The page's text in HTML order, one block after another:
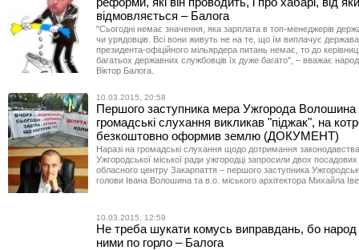
відмовляється – Балога
"Сьогодні немає значення, яка зарплата в топ-менеджерів
чи урядовців. Всі вони живуть не на те, що їм виплачує
президента-офіційного мільярдера питань немає, то до
багатьох державних службовців їх дуже багато", – вважає
Віктор Балога.
10.03.2015, 20:58
Першого заступника мера Ужгорода Волошина
громадські слухання викликав "піджак", на
безкоштовно оформив землю (ДОКУМЕНТ)
Наразі на громадські слухання щодо дотримання
Ужгородської міської ради ужгородці запросили двох посадових
обласного центру Закарпаття – першого заступника
голови Івана Волошина та в.о. міського архітектора Михайла
10.03.2015, 12:59
Не треба шукати комусь виправдань, бо
ними по горло – Балога